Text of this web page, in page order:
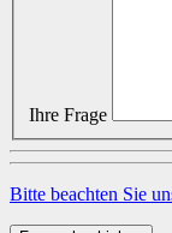
Ihre Frage
Bitte beachten Sie